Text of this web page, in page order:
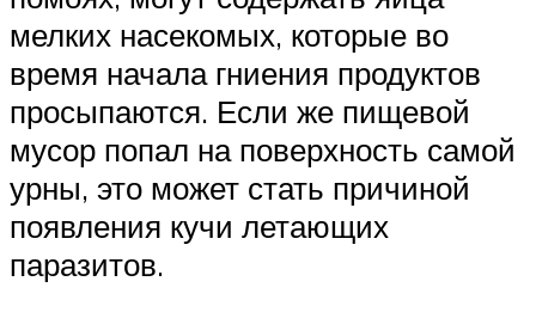
мелких насекомых, которые во
время начала гниения продуктов
просыпаются. Если же пищевой
мусор попал на поверхность самой
урны, это может стать причиной
появления кучи летающих
паразитов.